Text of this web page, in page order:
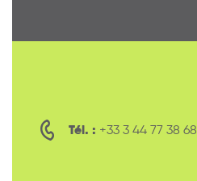
Tél. : +33 3 44 77 38 68